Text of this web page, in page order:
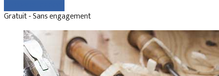
Gratuit - Sans engagement